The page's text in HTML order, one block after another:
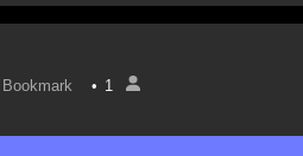
Bookmark • 1